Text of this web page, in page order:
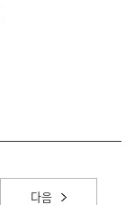
다음